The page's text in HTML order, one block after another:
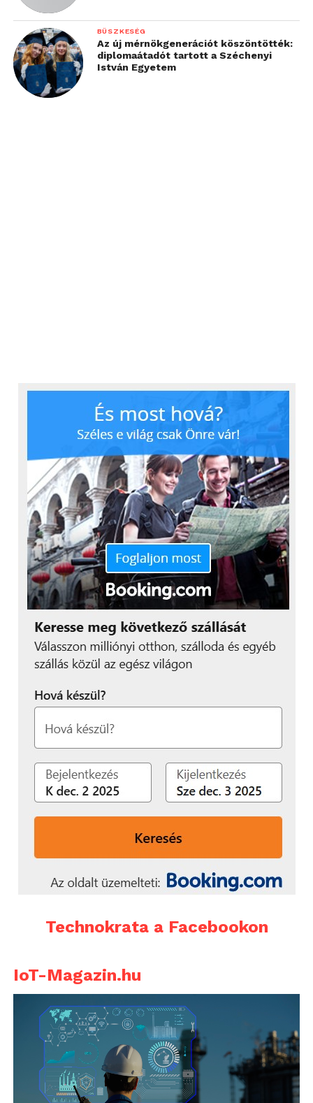
BÜSZKESÉG
Az új mérnökgenerációt köszöntötték:
diplomaátadót tartott a Széchenyi
István Egyetem
Technokrata a Facebookon
IoT-Magazin.hu